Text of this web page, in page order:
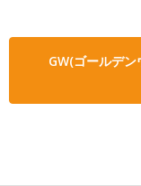
GW(ゴールデ